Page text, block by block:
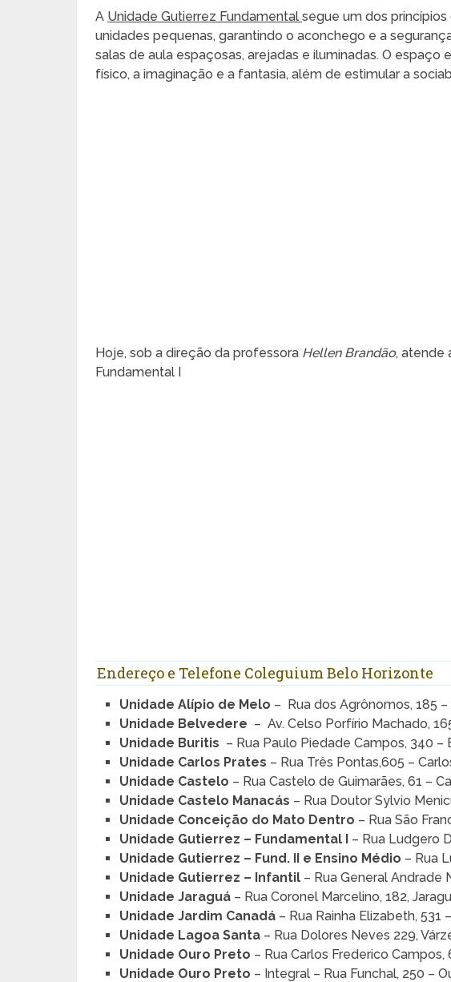
A Unidade Gutierrez Fundamentalsegue um dos
unidades pequenas, garantindo o aconchego e a
salas de aula espaçosas, arejadas e iluminadas. O espaço
físico, a imaginação e a fantasia, além de estimular a
Hoje, sob a direção da professora Hellen Brandão, atende
Fundamental I
Endereço e Telefone Coleguium Belo Horizonte
Unidade Alípio de Melo – Rua dos Agrônomos, 185
Unidade Belvedere – Av. Celso Porfírio Machado,
Unidade Buritis – Rua Paulo Piedade Campos, 340 –
Unidade Carlos Prates – Rua Três Pontas,605 –
Unidade Castelo – Rua Castelo de Guimarães, 61 –
Unidade Castelo Manacás – Rua Doutor Sylvio
Unidade Conceição do Mato Dentro – Rua São
Unidade Gutierrez – Fundamental I – Rua Ludgero
Unidade Gutierrez – Fund. II e Ensino Médio – Rua
Unidade Gutierrez – Infantil – Rua General Andrade
Unidade Jaraguá – Rua Coronel Marcelino, 182,
Unidade Jardim Canadá – Rua Rainha Elizabeth, 531
Unidade Lagoa Santa – Rua Dolores Neves 229,
Unidade Ouro Preto – Rua Carlos Frederico
Unidade Ouro Preto – Integral – Rua Funchal, 250 –